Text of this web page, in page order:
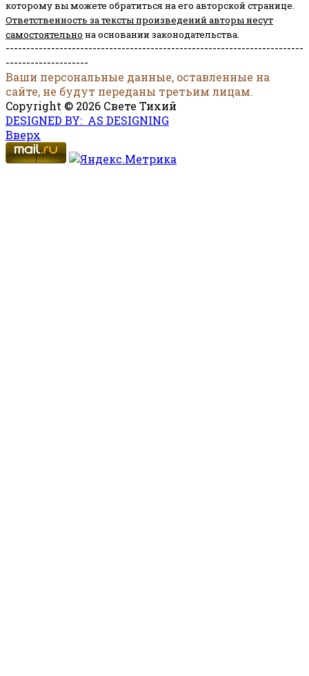
которому вы можете обратиться на его авторской странице.
Ответственность за тексты произведений авторы несут
самостоятельно на основании законодательства.
------------------------------------------------------------------------
--------------------
Ваши персональные данные, оставленные на
сайте, не будут переданы третьим лицам.
Copyright © 2026 Свете Тихий
DESIGNED BY: AS DESIGNING
Вверх